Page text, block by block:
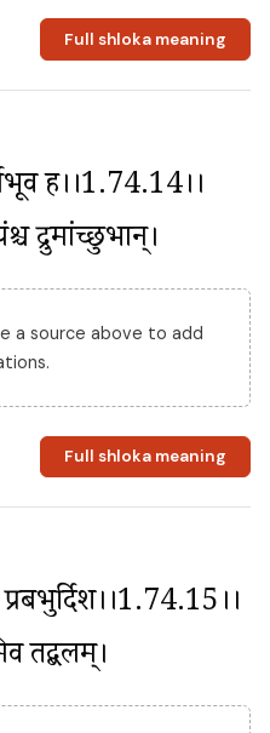
Full shloka meaning
ह।।1.74.14।।
द्रुमांच्छुभान्।
a source above to add
Full shloka meaning
तद्बलम्।